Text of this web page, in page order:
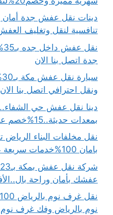
تنافسية لنقل وتغليف العفش بـ33%خصم
جدة اتصل بنا الان
ونقل احترافي اتصل بنا الان
دينا نقل عفش حي
بمعدات حديثة..15%خصم على خدمةالتغليف
نقل مخلفات البناء
بامان 100%خدمات سريعة 24ساعة
عفشك بأمان وراحة
نوم بالرياض وفك غرف نوم